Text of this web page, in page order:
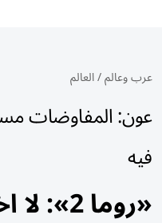
عرب وعالم/العالم
عون: المفاوضات
فيه
«روما